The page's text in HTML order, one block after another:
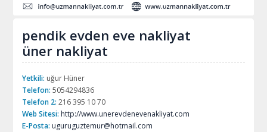
pendik evden eve nakliyat
üner nakliyat
Yetkili: uğur Hüner
Telefon: 5054294836
Telefon 2: 216 395 10 70
Web Sitesi: http://www.unerevdenevenakliyat.com
E-Posta: uguruguztemur@hotmail.com